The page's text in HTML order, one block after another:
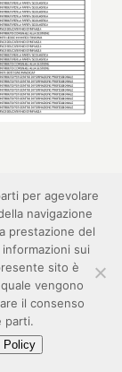
srl
copyright
per agevolare
navigazione
prestazione del
sui
sito è
vengono
il consenso
parti.
Policy